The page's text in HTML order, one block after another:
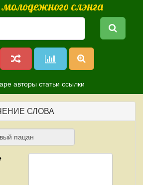
слэнга
авторы статьи ссылки
СЛОВА